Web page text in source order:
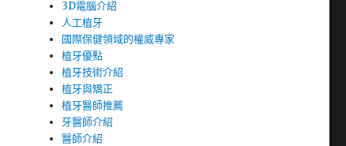
3D電腦介紹
人工植牙
國際保健領域的權威專家
植牙優點
植牙技術介紹
植牙與矯正
植牙醫師推薦
牙醫師介紹
醫師介紹